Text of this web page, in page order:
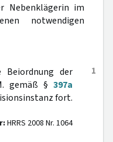
Nebenklägerin im
notwendigen
1
der
gemäß § 397a
fort.
HRRS 2008 Nr. 1064